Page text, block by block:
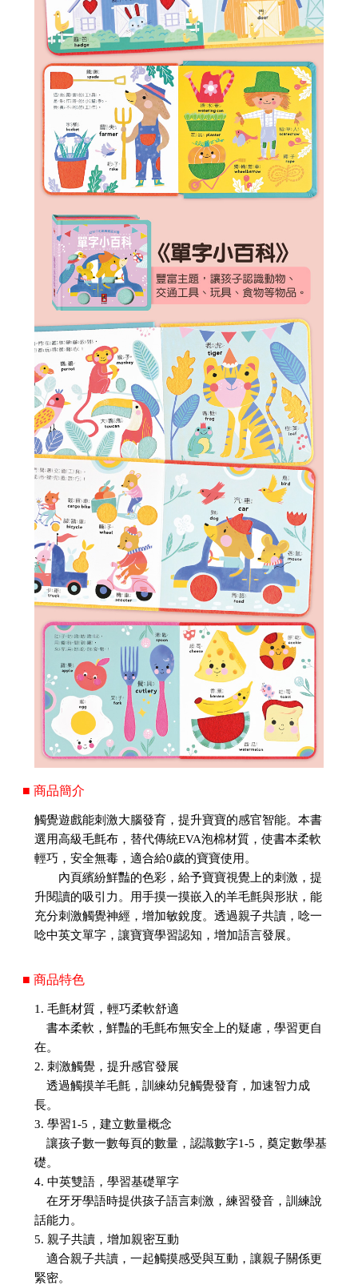
■ 商品簡介
觸覺遊戲能刺激大腦發育，提升寶寶的感官智能。本書
選用高級毛氈布，替代傳統EVA泡棉材質，使書本柔軟
輕巧，安全無毒，適合給0歲的寶寶使用。
內頁繽紛鮮豔的色彩，給予寶寶視覺上的刺激，提
升閱讀的吸引力。用手摸一摸嵌入的羊毛氈與形狀，能
充分刺激觸覺神經，增加敏銳度。透過親子共讀，唸一
唸中英文單字，讓寶寶學習認知，增加語言發展。
■ 商品特色
1. 毛氈材質，輕巧柔軟舒適
書本柔軟，鮮豔的毛氈布無安全上的疑慮，學習更自
在。
2. 刺激觸覺，提升感官發展
透過觸摸羊毛氈，訓練幼兒觸覺發育，加速智力成
長。
3. 學習1-5，建立數量概念
讓孩子數一數每頁的數量，認識數字1-5，奠定數學基
礎。
4. 中英雙語，學習基礎單字
在牙牙學語時提供孩子語言刺激，練習發音，訓練說
話能力。
5. 親子共讀，增加親密互動
適合親子共讀，一起觸摸感受與互動，讓親子關係更
緊密。